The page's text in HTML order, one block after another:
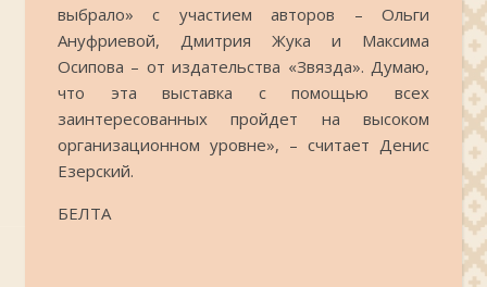
выбрало» с участием авторов – Ольги
Ануфриевой, Дмитрия Жука и Максима
Осипова – от издательства «Звязда». Думаю,
что эта выставка с помощью всех
заинтересованных пройдет на высоком
организационном уровне», – считает Денис
Езерский.
БЕЛТА